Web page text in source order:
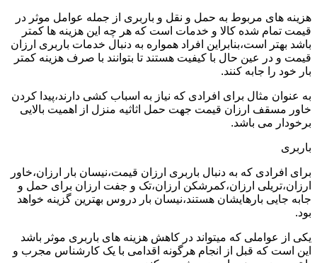
هزینه های مربوط به حمل و نقل و باربری از جمله عوامل موثر در
قیمت تمام شده کالا و خدمات است که هر چه این هزینه ها کمتر
باشد بهتر است،بنابراین افراد همواره به دنبال خدمات باربری ارزان
قیمت و در عین حال با کیفیت هستند تا بتوانند با صرف هزینه کمتر
بار خود را جابه کنند.
به عنوان مثال برای افرادی که نیاز به اسباب کشی دارند،پیدا کردن
خاور مسقف ارزان قیمت جهت حمل اثاثیه منزل از اهمیت بالایی
برخودار می باشد.
باربری
برای افرادی که به دنبال باربری ارزان قیمت،نیسان بار ارزان،خاور
ارزان،تریلی ارزان،کمرشکن ارزان،تک و جفت ارزان برای حمل و
جابه جایی بارهایشان هستند،نیسان بار دروس بهترین گزینه خواهد
بود.
یکی از عواملی که میتواند در کاهش هزینه های باربری موثر باشد
این است که قبل از انجام هرگونه اقدامی با یک کارشناس مجرب و